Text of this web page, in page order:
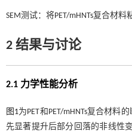
SEM测试：将PET/mHNTs复合材
2 结果与讨论
2.1 力学性能分析
图1为PET和PET/mHNTs复合材料
先显著提升后部分回落的非线性